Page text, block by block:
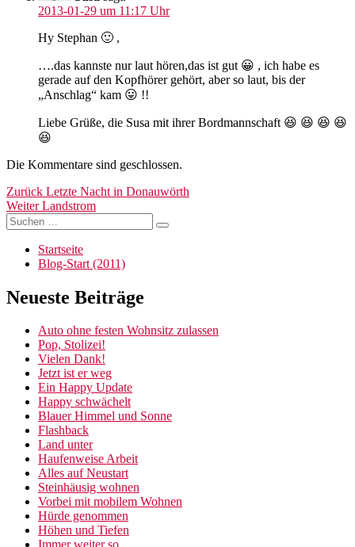
2013-01-29 um 11:17 Uhr
Hy Stephan 🙂 ,
….das kannste nur laut hören,das ist gut 😀 , ich habe es
gerade auf den Kopfhörer gehört, aber so laut, bis der
„Anschlag“ kam 😛 !!
Liebe Grüße, die Susa mit ihrer Bordmannschaft 😆 😆 😆 😆
😆
Die Kommentare sind geschlossen.
Beitragsnavigation
Zurück Vorheriger
Beitrag:
Letzte Nacht in Donauwörth
Weiter Nächster
Beitrag:
Landstrom
Suchen
nach:
Suchen
Startseite
Blog-Start (2011)
Neueste Beiträge
Auto ohne festen Wohnsitz zulassen
Pop, Stolizei!
Vielen Dank!
Jetzt ist er weg
Ein Happy Update
Happy schwächelt
Blauer Himmel und Sonne
Flashback
Land unter
Haufenweise Arbeit
Alles auf Neustart
Steinhäusig wohnen
Vorbei mit mobilem Wohnen
Hürde genommen
Höhen und Tiefen